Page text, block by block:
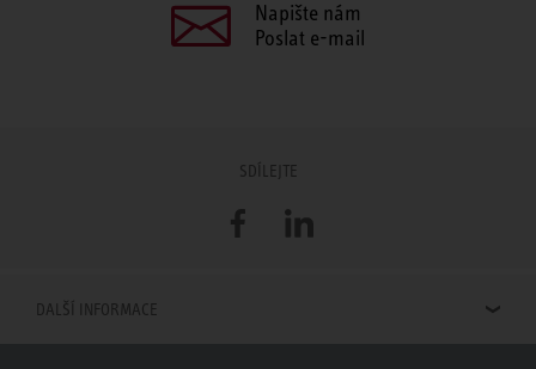
Napište nám
Poslat e-mail
SDÍLEJTE
FacebookLinkedIn
DALŠÍ INFORMACE